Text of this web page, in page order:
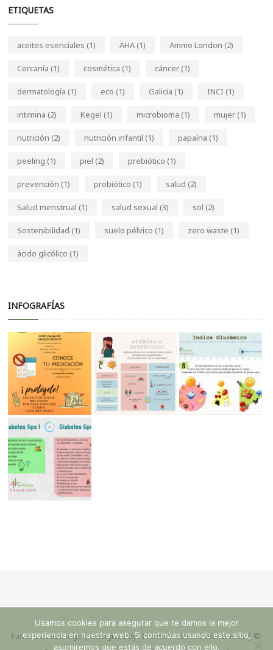
ETIQUETAS
aceites esenciales (1) AHA (1) Ammo London (2)
Cercanía (1) cosmética (1) cáncer (1)
dermatología (1) eco (1) Galicia (1) INCI (1)
intimina (2) Kegel (1) microbioma (1) mujer (1)
nutrición (2) nutrición infantil (1) papaína (1)
peeling (1) piel (2) prebiótico (1)
prevención (1) probiótico (1) salud (2)
Salud menstrual (1) salud sexual (3) sol (2)
Sostenibilidad (1) suelo pélvico (1) zero waste (1)
ácido glicólico (1)
INFOGRAFÍAS
Farmacia Casariego| Designed by:Theme Freesia|WordPress| ©
Usamos cookies para asegurar que te damos la mejor
experiencia en nuestra web. Si continúas usando este sitio,
asumiremos que estás de acuerdo con ello.